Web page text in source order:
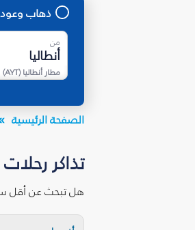
ذهاب
من
مطار أنطاليا (
AYT
)
الصفحة الرئيسية
تذاكر
هل تبحث عن أقل